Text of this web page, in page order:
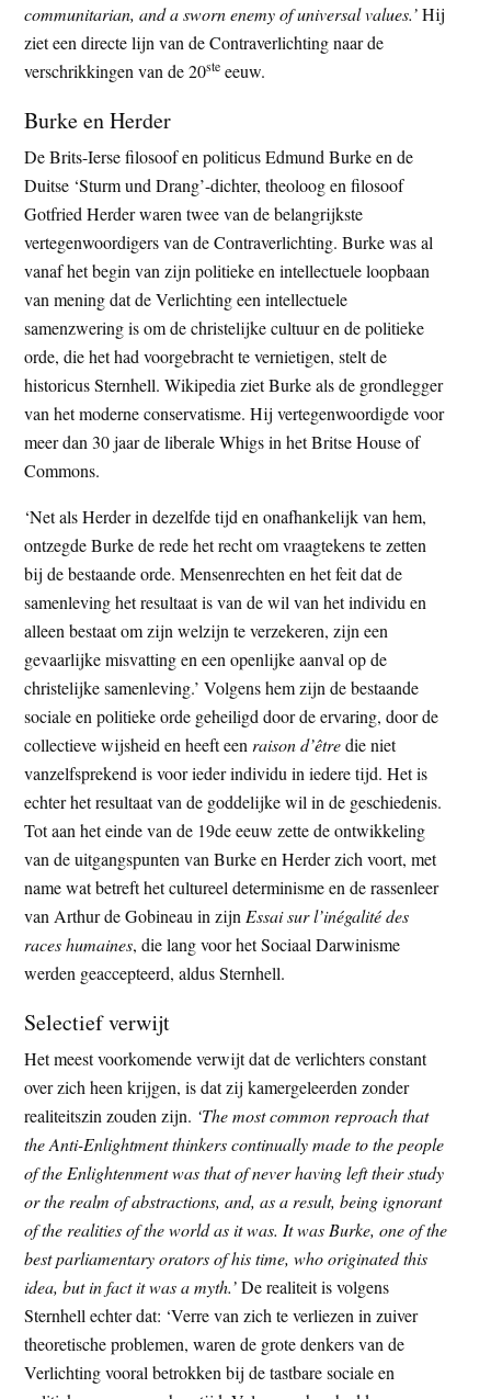
communitarian, and a sworn enemy of universal values.’Hij
ziet een directe lijn van de Contraverlichting naar de
verschrikkingen van de 20ste eeuw.
Burke en Herder
De Brits-Ierse filosoof en politicus Edmund Burke en de
Duitse ‘Sturm und Drang’-dichter, theoloog en filosoof
Gotfried Herder waren twee van de belangrijkste
vertegenwoordigers van de Contraverlichting. Burke was al
vanaf het begin van zijn politieke en intellectuele loopbaan
van mening dat de Verlichting een intellectuele
samenzwering is om de christelijke cultuur en de politieke
orde, die het had voorgebracht te vernietigen, stelt de
historicus Sternhell. Wikipedia ziet Burke als de grondlegger
van het moderne conservatisme. Hij vertegenwoordigde voor
meer dan 30 jaar de liberale Whigs in het Britse House of
Commons.
‘Net als Herder in dezelfde tijd en onafhankelijk van hem,
ontzegde Burke de rede het recht om vraagtekens te zetten
bij de bestaande orde. Mensenrechten en het feit dat de
samenleving het resultaat is van de wil van het individu en
alleen bestaat om zijn welzijn te verzekeren, zijn een
gevaarlijke misvatting en een openlijke aanval op de
christelijke samenleving.’ Volgens hem zijn de bestaande
sociale en politieke orde geheiligd door de ervaring, door de
collectieve wijsheid en heeft een raison d’êtredie niet
vanzelfsprekend is voor ieder individu in iedere tijd. Het is
echter het resultaat van de goddelijke wil in de geschiedenis.
Tot aan het einde van de 19de eeuw zette de ontwikkeling
van de uitgangspunten van Burke en Herder zich voort, met
name wat betreft het cultureel determinisme en de rassenleer
van Arthur de Gobineau in zijn Essai sur l’inégalité des
races humaines, die lang voor het Sociaal Darwinisme
werden geaccepteerd, aldus Sternhell.
Selectief verwijt
Het meest voorkomende verwijt dat de verlichters constant
over zich heen krijgen, is dat zij kamergeleerden zonder
realiteitszin zouden zijn. ‘The most common reproach that
the Anti-Enlightment thinkers continually made to the people
of the Enlightenment was that of never having left their study
or the realm of abstractions, and, as a result, being ignorant
of the realities of the world as it was. It was Burke, one of the
best parliamentary orators of his time, who originated this
idea, but in fact it was a myth.’De realiteit is volgens
Sternhell echter dat: ‘Verre van zich te verliezen in zuiver
theoretische problemen, waren de grote denkers van de
Verlichting vooral betrokken bij de tastbare sociale en